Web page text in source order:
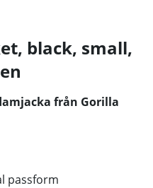
black, small,
från Gorilla
passform